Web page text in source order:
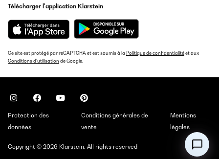
Télécharger l'application Klarstein
Ce site est protégé par reCAPTCHA et est soumis à la Politique de confidentialitéet aux
Conditions d'utilisation de Google.
Protection des
données
Conditions générales de
vente
Mentions
légales
Copyright © 2026 Klarstein. All rights reserved